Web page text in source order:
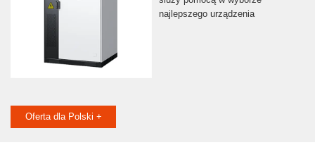
najlepszego urządzenia
Oferta dla Polski +